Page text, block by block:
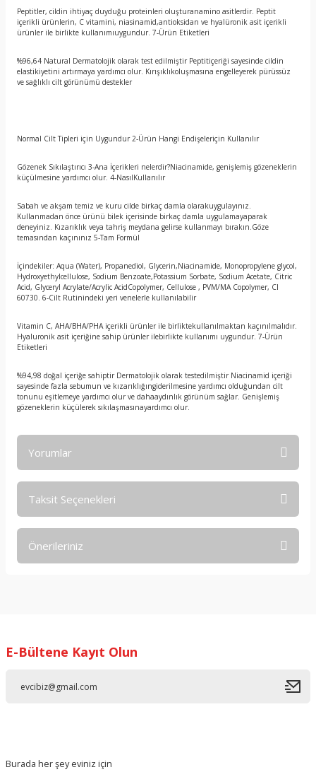
Peptitler, cildin ihtiyaç duyduğu proteinleri oluşturanamino asitlerdir. Peptit
içerikli ürünlerin, C vitamini, niasinamid,antioksidan ve hyalüronik asit içerikli
ürünler ile birlikte kullanımıuygundur. 7-Ürün Etiketleri
%96,64 Natural Dermatolojik olarak test edilmiştir Peptitiçeriği sayesinde cildin
elastikiyetini artırmaya yardımcı olur. Kırışıklıkoluşmasına engelleyerek pürüssüz
ve sağlıklı cilt görünümü destekler
Normal Cilt Tipleri için Uygundur 2-Ürün Hangi Endişeleriçin Kullanılır
Gözenek Sıkılaştırıcı 3-Ana İçerikleri nelerdir?Niacinamide, genişlemiş gözeneklerin
küçülmesine yardımcı olur. 4-NasılKullanılır
Sabah ve akşam temiz ve kuru cilde birkaç damla olarakuygulayınız.
Kullanmadan önce ürünü bilek içerisinde birkaç damla uygulamayaparak
deneyiniz. Kızarıklık veya tahriş meydana gelirse kullanmayı bırakın.Göze
temasından kaçınınız 5-Tam Formül
İçindekiler: Aqua (Water), Propanediol, Glycerin,Niacinamide, Monopropylene glycol,
Hydroxyethylcellulose, Sodium Benzoate,Potassium Sorbate, Sodium Acetate, Citric
Acid, Glyceryl Acrylate/Acrylic AcidCopolymer, Cellulose , PVM/MA Copolymer, CI
60730. 6-Cilt Rutinindeki yeri venelerle kullanılabilir
Vitamin C, AHA/BHA/PHA içerikli ürünler ile birliktekullanılmaktan kaçınılmalıdır.
Hyaluronik asit içeriğine sahip ürünler ilebirlikte kullanımı uygundur. 7-Ürün
Etiketleri
%94,98 doğal içeriğe sahiptir Dermatolojik olarak testedilmiştir Niacinamid içeriği
sayesinde fazla sebumun ve kızarıklığıngiderilmesine yardımcı olduğundan cilt
tonunu eşitlemeye yardımcı olur ve dahaaydınlık görünüm sağlar. Genişlemiş
gözeneklerin küçülerek sıkılaşmasınayardımcı olur.
Yorumlar
Taksit Seçenekleri
Önerileriniz
Ürün resmi kalitesiz, bozuk veya görüntülenemiyor.
E-Bültene Kayıt Olun
Burada her şey eviniz için